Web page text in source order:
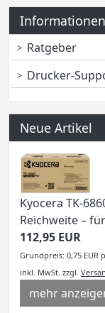
Informationen
Ratgeber
Drucker-
Neue Artikel
Kyocera TK-
Reichweite –
112,95 EUR
Grundpreis: 0,75 EUR
inkl. MwSt. zzgl.
mehr